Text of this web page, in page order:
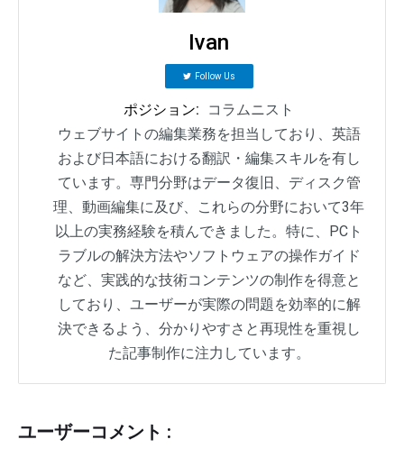
Ivan
Follow Us
ポジション:
コラムニスト
ウェブサイトの編集業務を担当しており、英語
および日本語における翻訳・編集スキルを有し
ています。専門分野はデータ復旧、ディスク管
理、動画編集に及び、これらの分野において3年
以上の実務経験を積んできました。特に、PCト
ラブルの解決方法やソフトウェアの操作ガイド
など、実践的な技術コンテンツの制作を得意と
しており、ユーザーが実際の問題を効率的に解
決できるよう、分かりやすさと再現性を重視し
た記事制作に注力しています。
ユーザーコメント :